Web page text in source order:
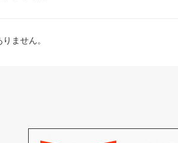
ません。